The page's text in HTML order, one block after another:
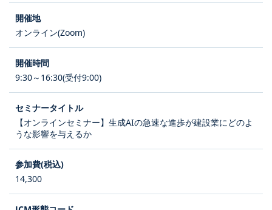
オンライン(Zoom)
9:30～16:30(受付9:00)
【オンラインセミナー】生成AIの急速な進歩が建設業にどのよ
うな影響を与えるか
14,300